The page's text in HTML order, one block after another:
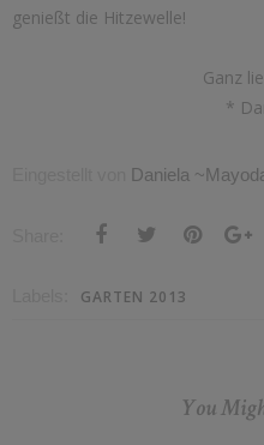
genießt die Hitzewelle!
Ganz
*
Daniela
GARTEN 2013
You